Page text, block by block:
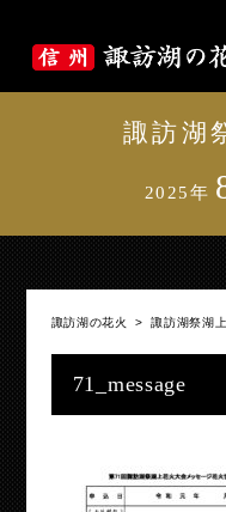
諏訪湖
2025年
諏訪湖の花火 >諏訪湖祭湖
71_message